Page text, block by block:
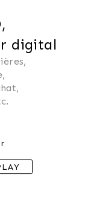
,
digital